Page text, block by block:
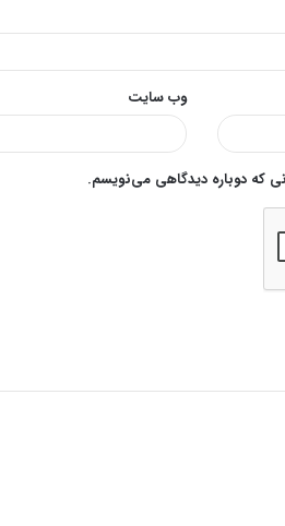
وب‌ سایت
که دوباره دیدگاهی می‌نویسم.